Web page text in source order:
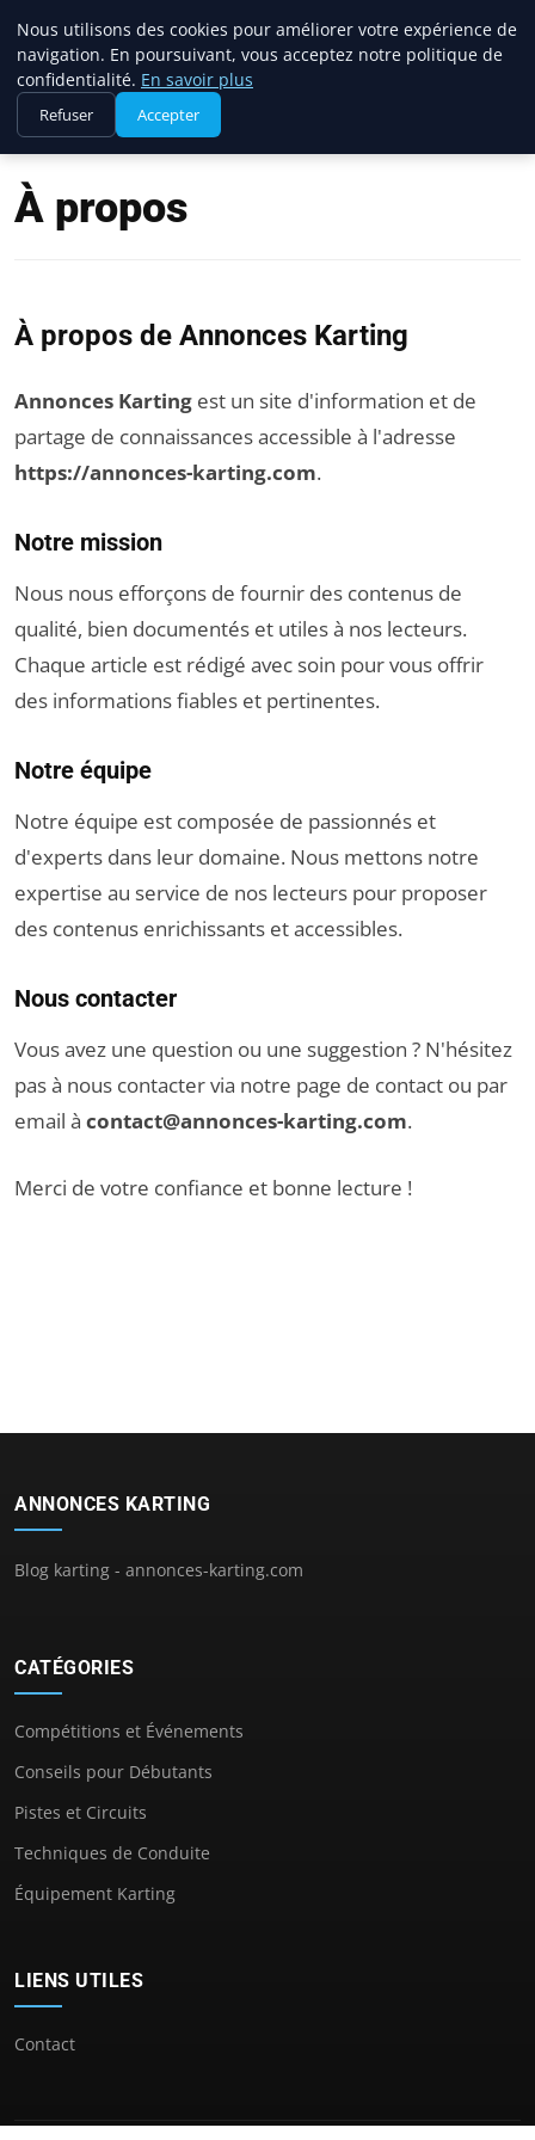
Annonces Karting
À propos
À propos de Annonces Karting
Annonces Karting est un site d'information et de
partage de connaissances accessible à l'adresse
https://annonces-karting.com.
Notre mission
Nous nous efforçons de fournir des contenus de
qualité, bien documentés et utiles à nos lecteurs.
Chaque article est rédigé avec soin pour vous offrir
des informations fiables et pertinentes.
Notre équipe
Notre équipe est composée de passionnés et
d'experts dans leur domaine. Nous mettons notre
expertise au service de nos lecteurs pour proposer
des contenus enrichissants et accessibles.
Nous contacter
Vous avez une question ou une suggestion ? N'hésitez
pas à nous contacter via notre page de contact ou par
email à contact@annonces-karting.com.
Merci de votre confiance et bonne lecture !
ANNONCES KARTING
Blog karting - annonces-karting.com
CATÉGORIES
Compétitions et Événements
Conseils pour Débutants
Pistes et Circuits
Techniques de Conduite
Équipement Karting
LIENS UTILES
Contact
Nous utilisons des cookies pour améliorer votre expérience de
navigation. En poursuivant, vous acceptez notre politique de
confidentialité. En savoir plus
Refuser Accepter